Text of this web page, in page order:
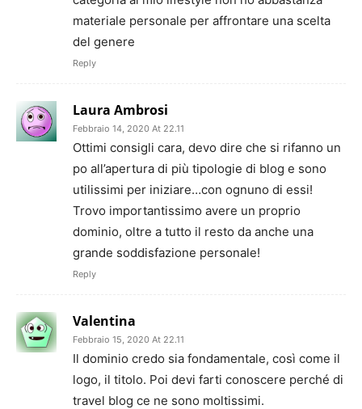
materiale personale per affrontare una scelta
del genere
Reply
Laura Ambrosi
Febbraio 14, 2020 At 22.11
Ottimi consigli cara, devo dire che si rifanno un
po all’apertura di più tipologie di blog e sono
utilissimi per iniziare…con ognuno di essi!
Trovo importantissimo avere un proprio
dominio, oltre a tutto il resto da anche una
grande soddisfazione personale!
Reply
Valentina
Febbraio 15, 2020 At 22.11
Il dominio credo sia fondamentale, così come il
logo, il titolo. Poi devi farti conoscere perché di
travel blog ce ne sono moltissimi.